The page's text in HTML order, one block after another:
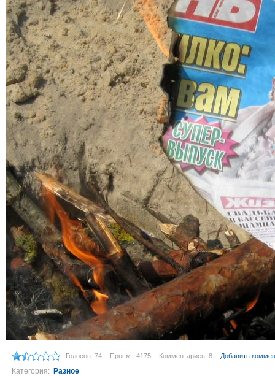
Голосов: 74 Просм.: 4175 Комментариев: 8 Добавить
Категория: Разное